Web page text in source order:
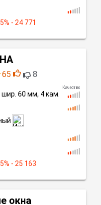
5% - 24 771
65 8
Качество
шир. 60 мм, 4кам.
5% - 25 163
окна